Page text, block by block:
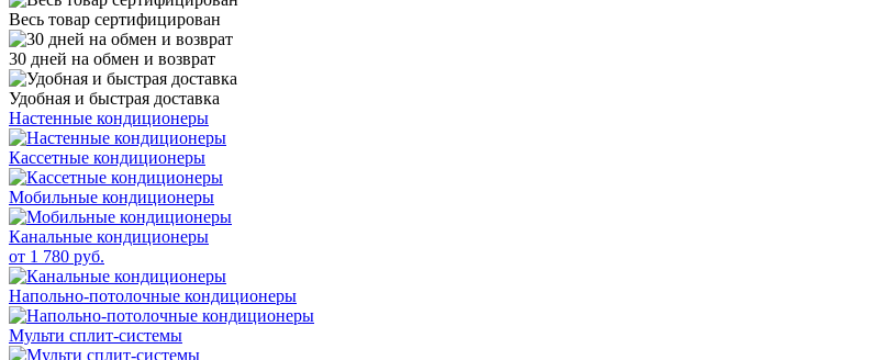
Весь товар сертифицирован
30 дней на обмен и возврат
Удобная и быстрая доставка
Настенные кондиционеры
Кассетные кондиционеры
Мобильные кондиционеры
Канальные кондиционеры
от 1 780 руб.
Напольно-потолочные кондиционеры
Мульти сплит-системы